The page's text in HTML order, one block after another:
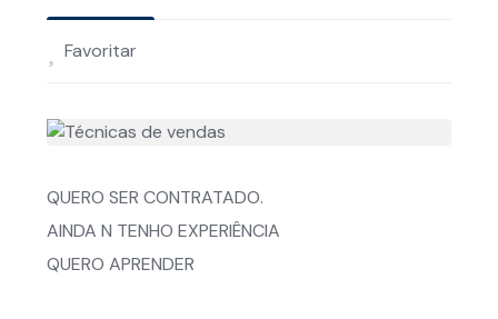
Favoritar
QUERO SER CONTRATADO.
AINDA N TENHO EXPERIÊNCIA
QUERO APRENDER